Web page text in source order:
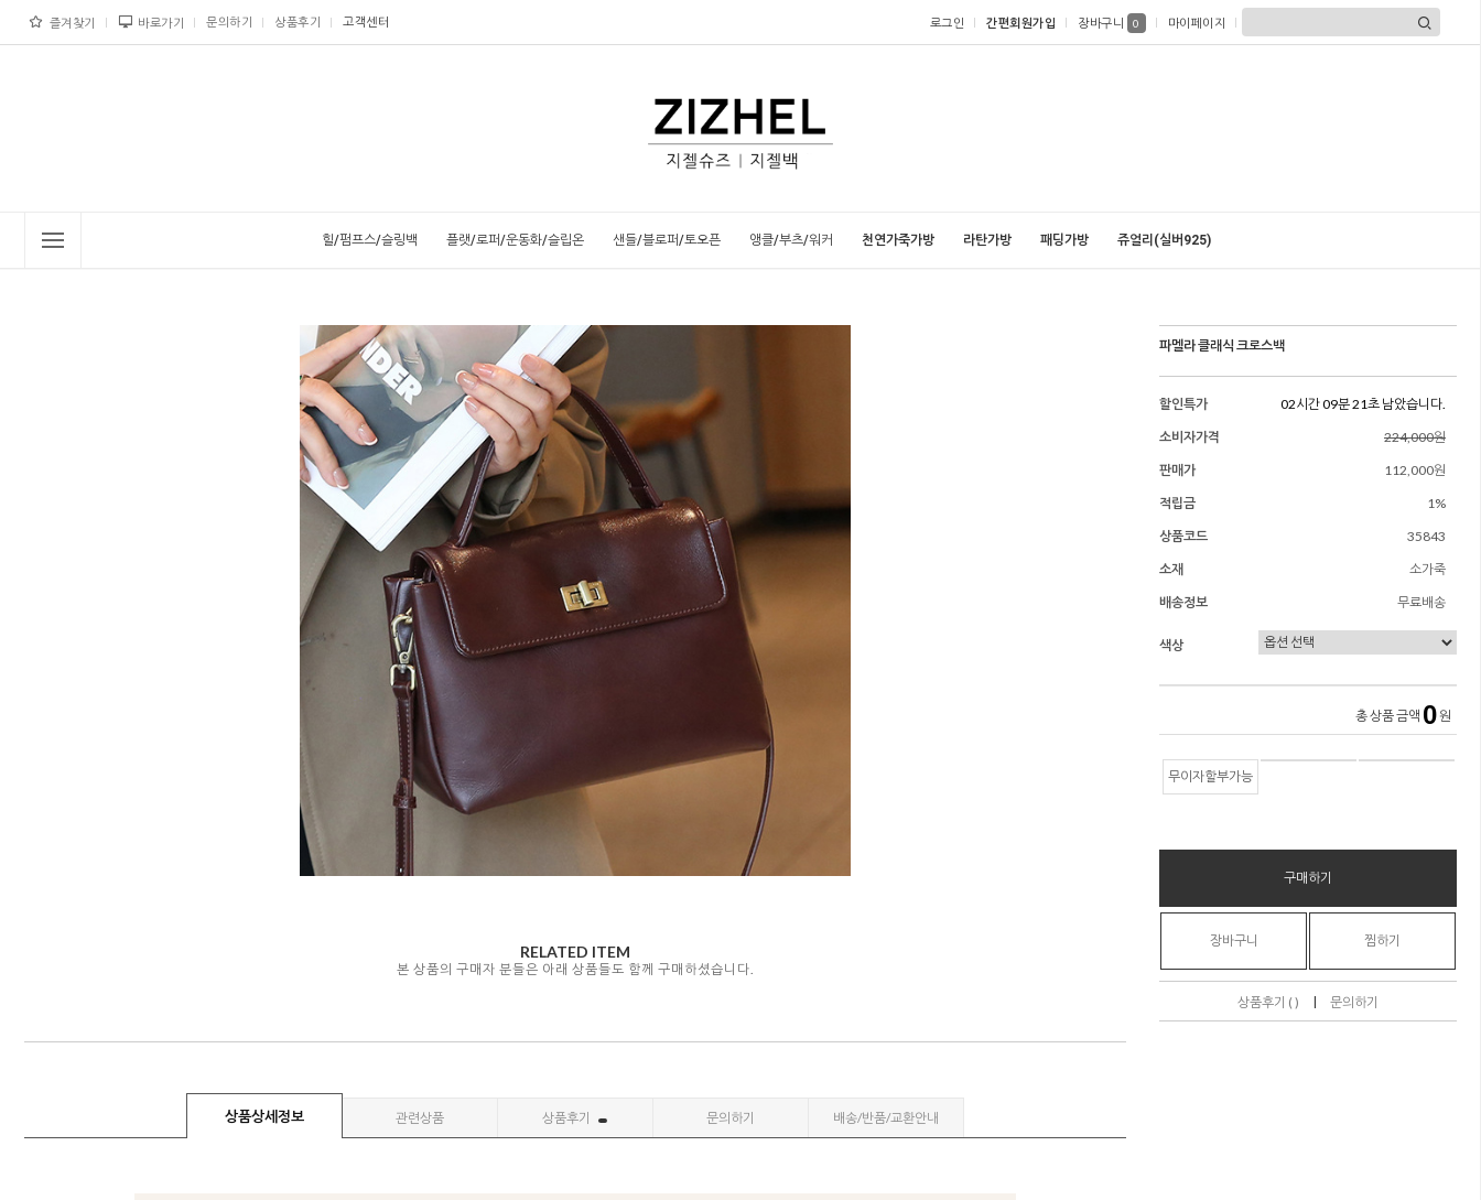
즐겨찾기 바로가기 문의하기 상품후기 고객센터 로그인 간편회원가입 장바구니 0 마이페이지
힐/펌프스/슬링백 플랫/로퍼/운동화/슬립온 샌들/블로퍼/토오픈 앵클/부츠/워커 천연가죽가방 라탄가방 패딩가방 쥬얼리(실버925)
RELATED ITEM
본 상품의 구매자 분들은 아래 상품들도 함께 구매하셨습니다.
상품상세정보 관련상품 상품후기 문의하기 배송/반품/교환안내
파멜라 클래식 크로스백
할인특가
02시간 09분 19초 남았습니다.
소비자가격
224,000원
판매가
112,000원
적립금
1%
상품코드
35843
소재
소가죽
배송정보
무료배송
색상
총 상품 금액 0 원
무이자할부가능
구매하기
장바구니 찜하기
상품후기 ( ) | 문의하기